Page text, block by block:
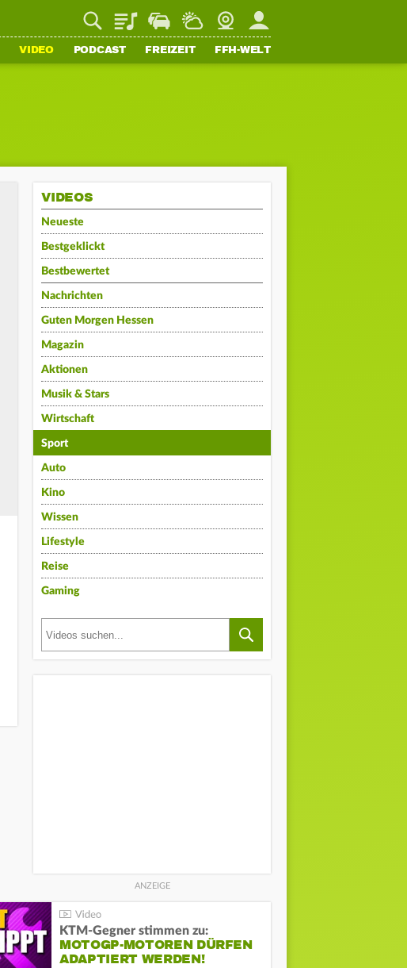
PlaylistStaupilotWetterWebcamMein FFH
VIDEO PODCAST FREIZEIT FFH-WELT
VIDEOS
Neueste
Bestgeklickt
Bestbewertet
Nachrichten
Guten Morgen Hessen
Magazin
Aktionen
Musik & Stars
Wirtschaft
Sport
Auto
Kino
Wissen
Lifestyle
Reise
Gaming
KTM-Gegner stimmen zu:
MOTOGP-MOTOREN DÜRFEN
ADAPTIERT WERDEN!